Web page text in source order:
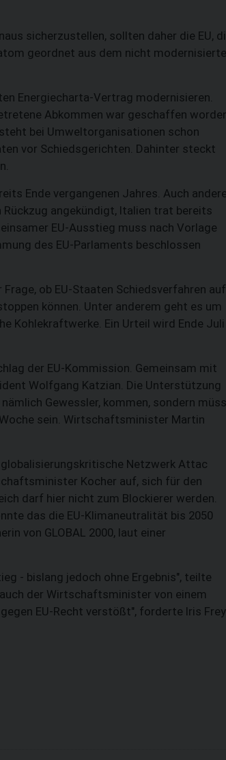
sicherzustellen, sollten daher die EU,
geordnet aus dem nicht
Energiecharta-Vertrag modernisieren.
Abkommen war geschaffen
bei Umweltorganisationen schon
vor Schiedsgerichten. Dahinter steckt
Ende vergangenen Jahres. Auch
Rückzug angekündigt, Italien trat bereits
EU-Ausstieg muss nach Vorlage
des EU-Parlaments beschlossen
ob EU-Staaten Schiedsverfahren auf
können. Unter anderem geht es um
Kohlekraftwerke. Ein Urteil wird Ende Juli
der EU-Kommission. Gemeinsam mit
Wolfgang Katzian. Die Unterstützung
Gewessler, kommen, sondern
sein. Wirtschaftsminister Martin
Netzwerk Attac
Kocher auf, sich für den
darf hier nicht zum Blockierer werden.
das die EU-Klimaneutralität bis 2050
von GLOBAL 2000, laut einer
- bislang jedoch ohne Ergebnis", teilte
der Wirtschaftsminister von einem
EU-Recht verstößt", forderte Iris Frey
SUCHEN